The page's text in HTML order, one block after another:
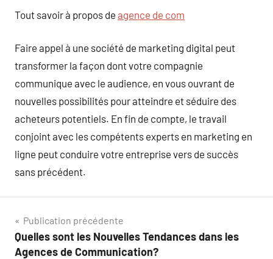
Tout savoir à propos de agence de com
Faire appel à une société de marketing digital peut
transformer la façon dont votre compagnie
communique avec le audience, en vous ouvrant de
nouvelles possibilités pour atteindre et séduire des
acheteurs potentiels. En fin de compte, le travail
conjoint avec les compétents experts en marketing en
ligne peut conduire votre entreprise vers de succès
sans précédent.
Navigation
de
Publication précédente
Quelles sont les Nouvelles Tendances dans les
Agences de Communication?